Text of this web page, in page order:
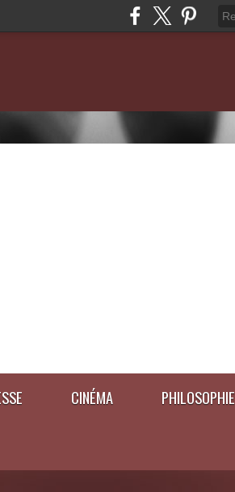
CINÉMA PHILOSOPHIE